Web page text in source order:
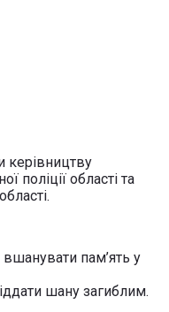
керівництву
поліції області та
вшанувати пам’ять у
шану загиблим.